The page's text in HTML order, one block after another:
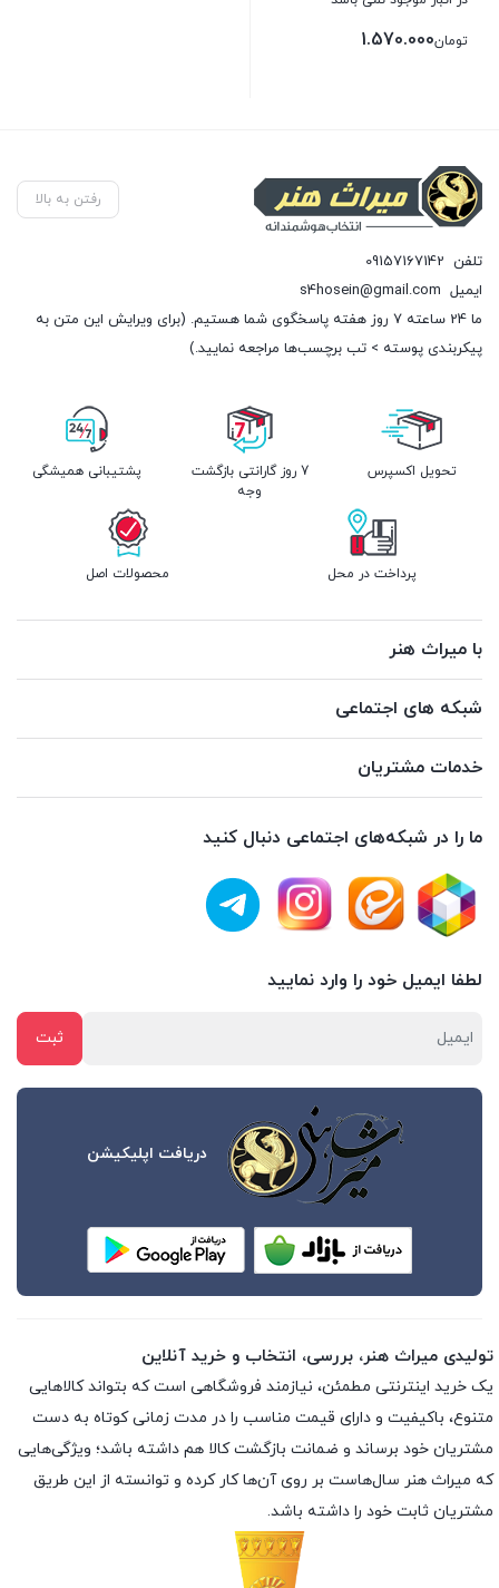
تومان1.570.000
رفتن به بالا
تلفن 09157167142
ایمیل s4hosein@gmail.com
ما 24 ساعته 7 روز هفته پاسخگوی شما هستیم. (برای ویرایش این متن به
پیکربندی پوسته > تب برچسب‌ها مراجعه نمایید.)
تحویل اکسپرس
7 روز گارانتی بازگشت
وجه
پشتیبانی همیشگی
پرداخت در محل محصولات اصل
با میراث هنر
شبکه های اجتماعی
خدمات مشتریان
ما را در شبکه‌های اجتماعی دنبال کنید
لطفا ایمیل خود را وارد نمایید
دریافت اپلیکیشن
تولیدی میراث هنر، بررسی، انتخاب و خرید آنلاین
یک خرید اینترنتی مطمئن، نیازمند فروشگاهی است که بتواند کالاهایی
متنوع، باکیفیت و دارای قیمت مناسب را در مدت زمانی کوتاه به دست
مشتریان خود برساند و ضمانت بازگشت کالا هم داشته باشد؛ ویژگی‌هایی
که میراث هنر سال‌هاست بر روی آن‌ها کار کرده و توانسته از این طریق
مشتریان ثابت خود را داشته باشد.